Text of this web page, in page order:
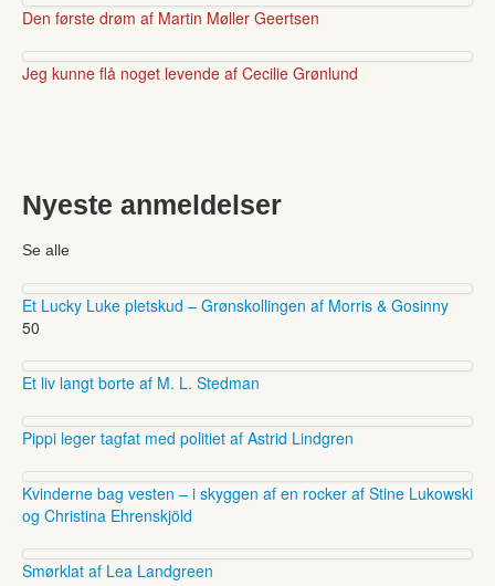
Den første drøm af Martin Møller Geertsen
Jeg kunne flå noget levende af Cecilie Grønlund
Nyeste anmeldelser
Se alle
Et Lucky Luke pletskud – Grønskollingen af Morris & Gosinny
50
Et liv langt borte af M. L. Stedman
Pippi leger tagfat med politiet af Astrid Lindgren
Kvinderne bag vesten – i skyggen af en rocker af Stine Lukowski
og Christina Ehrenskjöld
Smørklat af Lea Landgreen